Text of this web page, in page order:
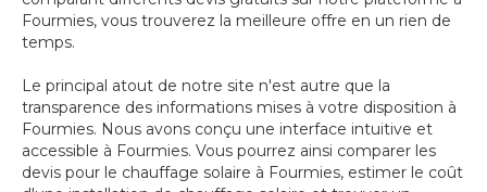
Fourmies, vous trouverez la meilleure offre en un rien de
temps.
Le principal atout de notre site n'est autre que la
transparence des informations mises à votre disposition à
Fourmies. Nous avons conçu une interface intuitive et
accessible à Fourmies. Vous pourrez ainsi comparer les
devis pour le chauffage solaire à Fourmies, estimer le coût